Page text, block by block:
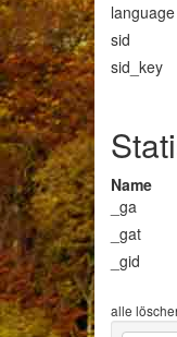
language
sid
sid_key
Name
_ga
_gat
_gid
alle